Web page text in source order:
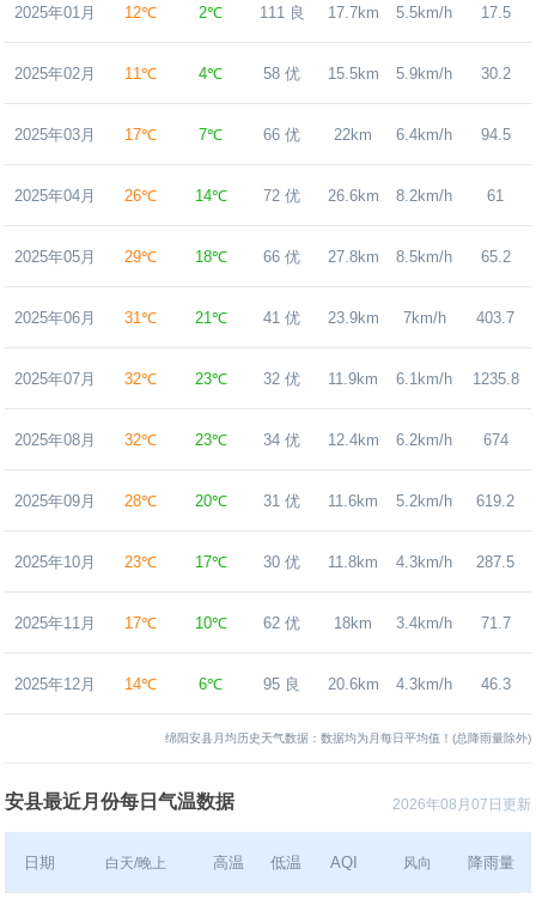
2025年01月 12℃ 2℃ 111 良 17.7km 5.5km/h 17.5
2025年02月 11℃ 4℃ 58 优 15.5km 5.9km/h 30.2
2025年03月 17℃ 7℃ 66 优 22km 6.4km/h 94.5
2025年04月 26℃ 14℃ 72 优 26.6km 8.2km/h 61
2025年05月 29℃ 18℃ 66 优 27.8km 8.5km/h 65.2
2025年06月 31℃ 21℃ 41 优 23.9km 7km/h 403.7
2025年07月 32℃ 23℃ 32 优 11.9km 6.1km/h 1235.8
2025年08月 32℃ 23℃ 34 优 12.4km 6.2km/h 674
2025年09月 28℃ 20℃ 31 优 11.6km 5.2km/h 619.2
2025年10月 23℃ 17℃ 30 优 11.8km 4.3km/h 287.5
2025年11月 17℃ 10℃ 62 优 18km 3.4km/h 71.7
2025年12月 14℃ 6℃ 95 良 20.6km 4.3km/h 46.3
绵阳安县月均历史天气数据：数据均为月每日平均值！(总降雨量除外)
2026年08月07日更新
安县最近月份每日气温数据
日期 白天/晚上 高温 低温 AQI 风向 降雨量